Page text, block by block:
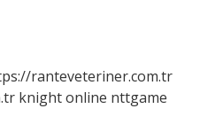
ranteveteriner.com.tr
knight online nttgame